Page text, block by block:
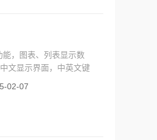
，图表、列表显示数
文显示界面，中英文键
02-07